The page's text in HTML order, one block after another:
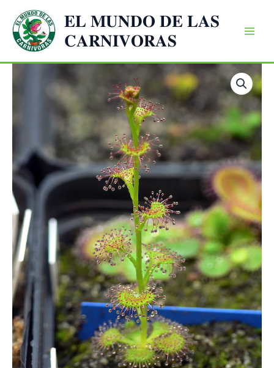
contenido
𝐄𝐋 𝐌𝐔𝐍𝐃𝐎 𝐃𝐄 𝐋𝐀𝐒
𝐂𝐀𝐑𝐍𝐈𝐕𝐎𝐑𝐀𝐒